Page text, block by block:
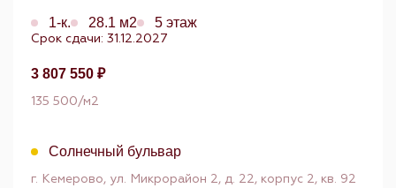
1-к. 28.1 м2
5 этаж
Срок сдачи: 31.12.2027
3 807 550 ₽
135 500/м2
Солнечный бульвар
г. Кемерово, ул. Микрорайон 2, д. 22, корпус 2, кв. 92